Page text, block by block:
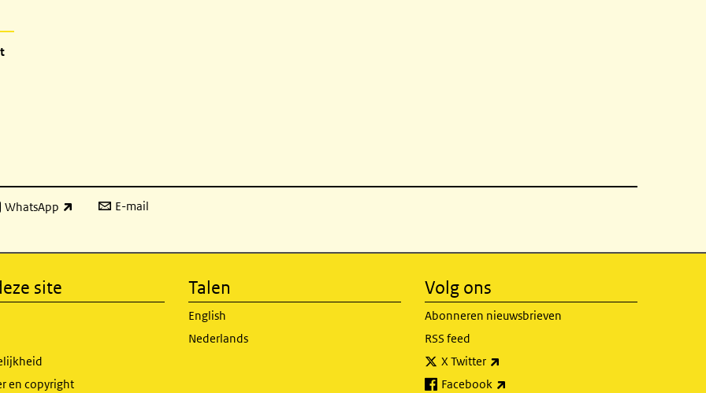
WhatsApp
link) E-mail
site
en copyright
Talen
English
Nederlands
Volg ons
Abonneren nieuwsbrieven
RSS feed
X Twitter
Facebook